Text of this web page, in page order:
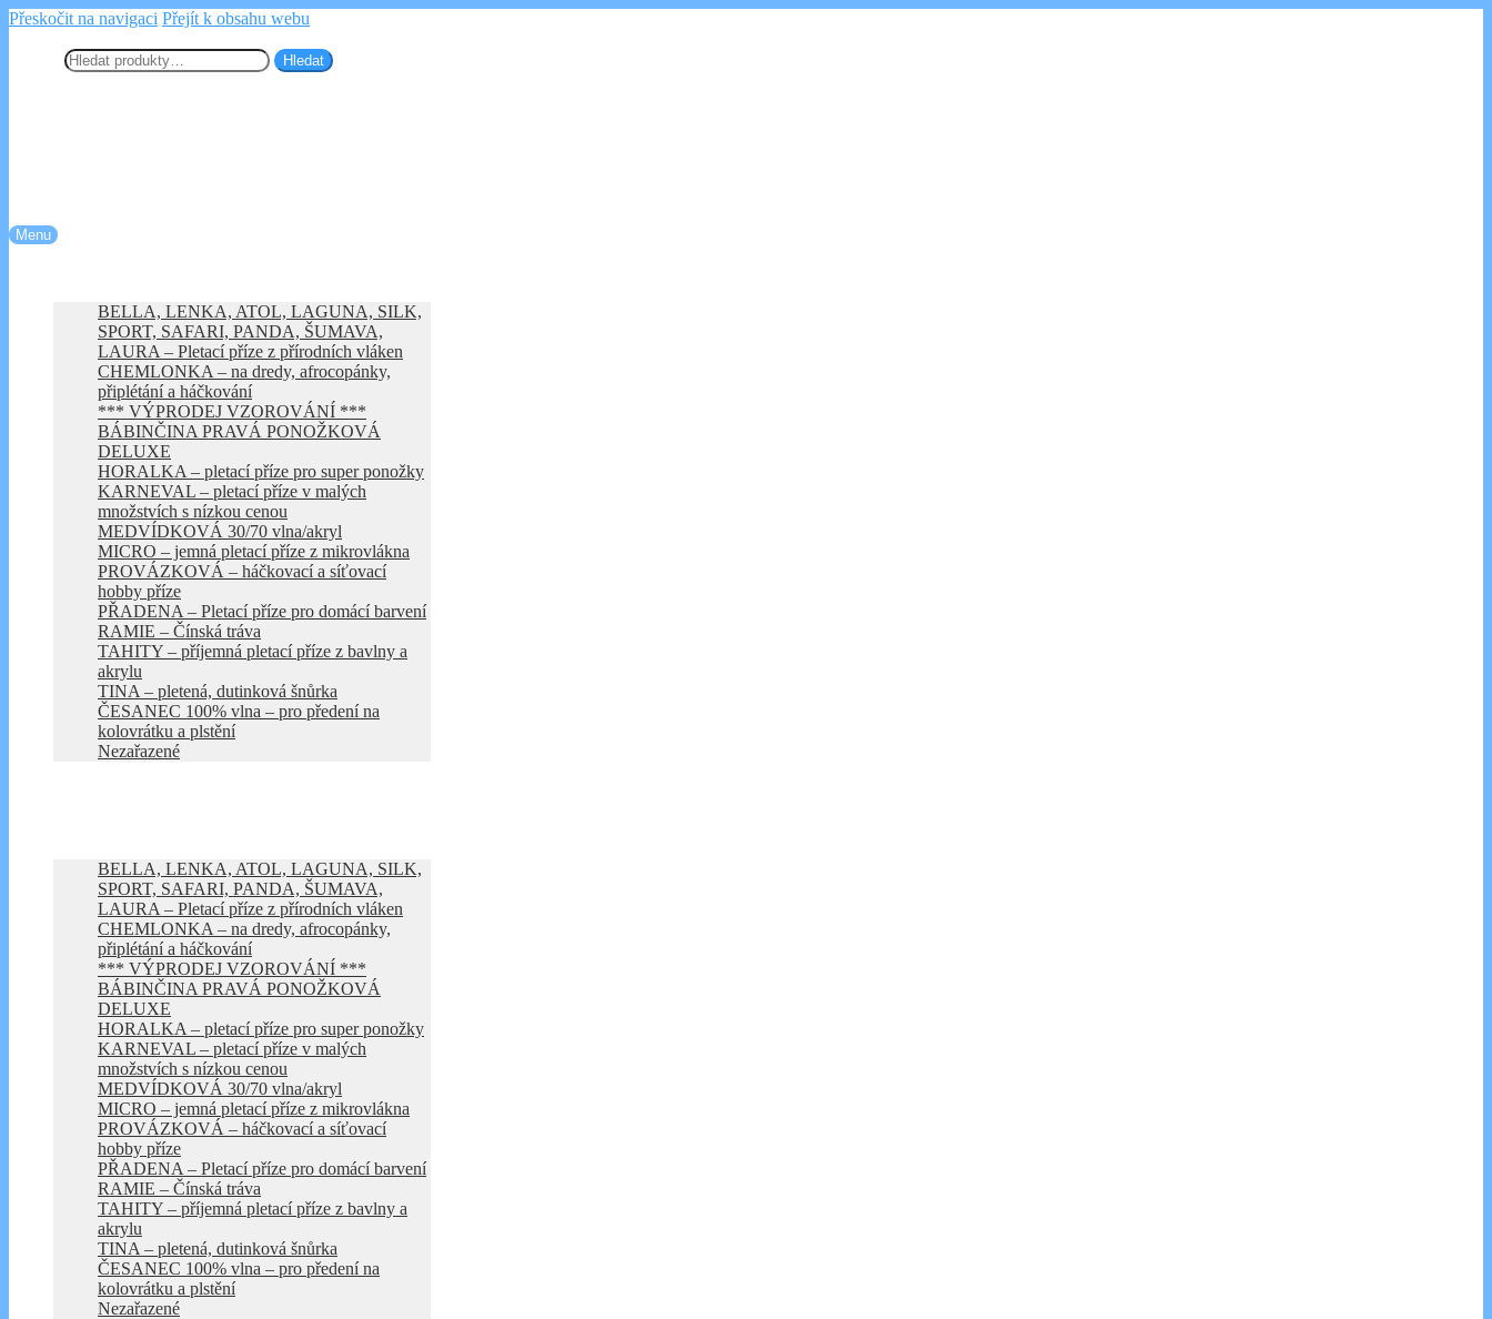
Přeskočit na navigaci Přejít k obsahu webu
Hledat
Menu
BELLA, LENKA, ATOL, LAGUNA, SILK,
SPORT, SAFARI, PANDA, ŠUMAVA,
LAURA – Pletací příze z přírodních vláken
CHEMLONKA – na dredy, afrocopánky,
připlétání a háčkování
*** VÝPRODEJ VZOROVÁNÍ ***
BÁBINČINA PRAVÁ PONOŽKOVÁ
DELUXE
HORALKA – pletací příze pro super ponožky
KARNEVAL – pletací příze v malých
množstvích s nízkou cenou
MEDVÍDKOVÁ 30/70 vlna/akryl
MICRO – jemná pletací příze z mikrovlákna
PROVÁZKOVÁ – háčkovací a síťovací
hobby příze
PŘADENA – Pletací příze pro domácí barvení
RAMIE – Čínská tráva
TAHITY – příjemná pletací příze z bavlny a
akrylu
TINA – pletená, dutinková šnůrka
ČESANEC 100% vlna – pro předení na
kolovrátku a plstění
Nezařazené
BELLA, LENKA, ATOL, LAGUNA, SILK,
SPORT, SAFARI, PANDA, ŠUMAVA,
LAURA – Pletací příze z přírodních vláken
CHEMLONKA – na dredy, afrocopánky,
připlétání a háčkování
*** VÝPRODEJ VZOROVÁNÍ ***
BÁBINČINA PRAVÁ PONOŽKOVÁ
DELUXE
HORALKA – pletací příze pro super ponožky
KARNEVAL – pletací příze v malých
množstvích s nízkou cenou
MEDVÍDKOVÁ 30/70 vlna/akryl
MICRO – jemná pletací příze z mikrovlákna
PROVÁZKOVÁ – háčkovací a síťovací
hobby příze
PŘADENA – Pletací příze pro domácí barvení
RAMIE – Čínská tráva
TAHITY – příjemná pletací příze z bavlny a
akrylu
TINA – pletená, dutinková šnůrka
ČESANEC 100% vlna – pro předení na
kolovrátku a plstění
Nezařazené